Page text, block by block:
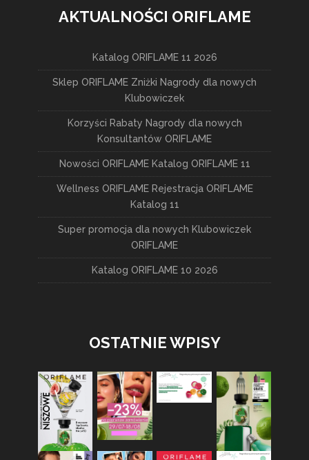
AKTUALNOŚCI ORIFLAME
Katalog ORIFLAME 11 2026
Sklep ORIFLAME Zniżki Nagrody dla nowych
Klubowiczek
Korzyści Rabaty Nagrody dla nowych
Konsultantów ORIFLAME
Nowości ORIFLAME Katalog ORIFLAME 11
Wellness ORIFLAME Rejestracja ORIFLAME
Katalog 11
Super promocja dla nowych Klubowiczek
ORIFLAME
Katalog ORIFLAME 10 2026
OSTATNIE WPISY